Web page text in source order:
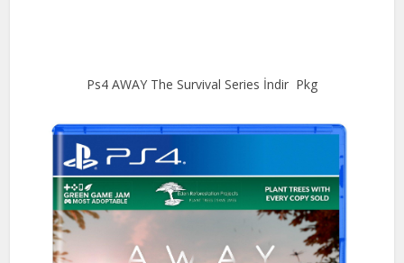
Ps4 AWAY The Survival Series İndir Pkg